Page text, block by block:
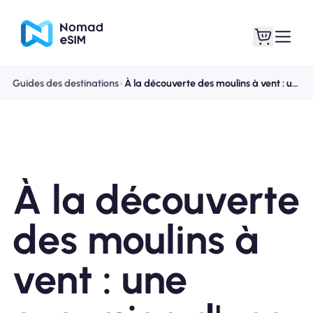
Forfaits
À propos de l'eSIM
Guides des destinations À la découverte des moulins à vent : une excursion d'une journée parfaite au départ d'Amsterdam
À la découverte
des moulins à
vent : une